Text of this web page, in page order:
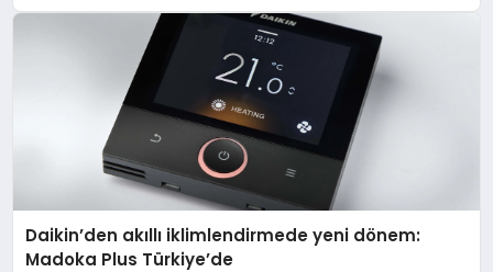
Daikin’den akıllı iklimlendirmede yeni dönem:
Madoka Plus Türkiye’de